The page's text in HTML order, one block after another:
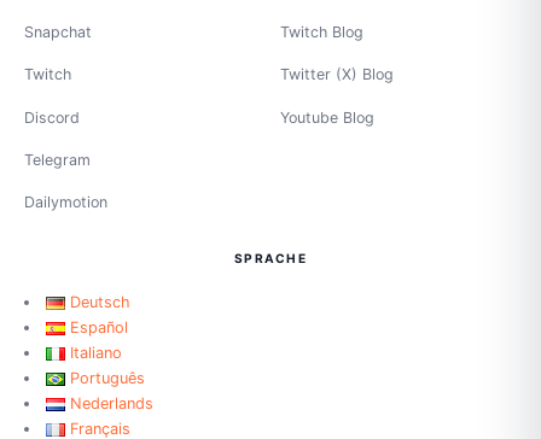
Snapchat
Twitch
Discord
Telegram
Dailymotion
Twitch Blog
Twitter (X) Blog
Youtube Blog
SPRACHE
Deutsch
Español
Italiano
Português
Nederlands
Français